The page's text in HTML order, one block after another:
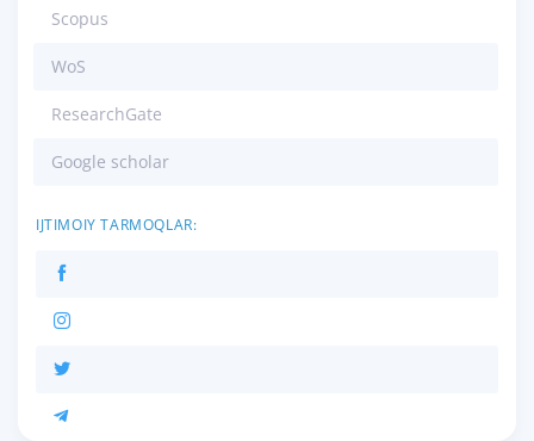
Scopus
WoS
ResearchGate
Google scholar
IJTIMOIY TARMOQLAR: